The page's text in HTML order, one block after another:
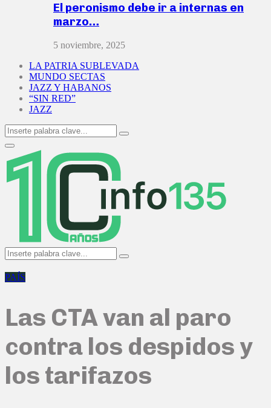
El peronismo debe ir a internas en
marzo…
5 noviembre, 2025
LA PATRIA SUBLEVADA
MUNDO SECTAS
JAZZ Y HABANOS
“SIN RED”
JAZZ
Search
for:
Search
Primary
Menu
Search
for:
Search
PAÍS
Las CTA van al paro
contra los despidos y
los tarifazos